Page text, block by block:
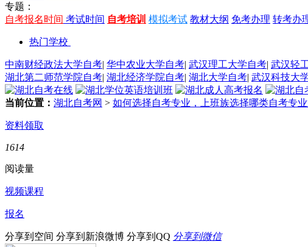
专题：
自考报名时间 考试时间 自考培训 模拟考试 教材大纲 免考办理 转考办
热门学校
中南财经政法大学自考| 华中农业大学自考| 武汉理工大学自考| 武汉轻
湖北第二师范学院自考| 湖北经济学院自考| 湖北大学自考| 武汉科技大
当前位置： 湖北自考网 > 如何选择自考专业，上班族选择哪类自考专
资料领取
1614
阅读量
视频课程
报名
分享到空间 分享到新浪微博 分享到QQ 分享到微信